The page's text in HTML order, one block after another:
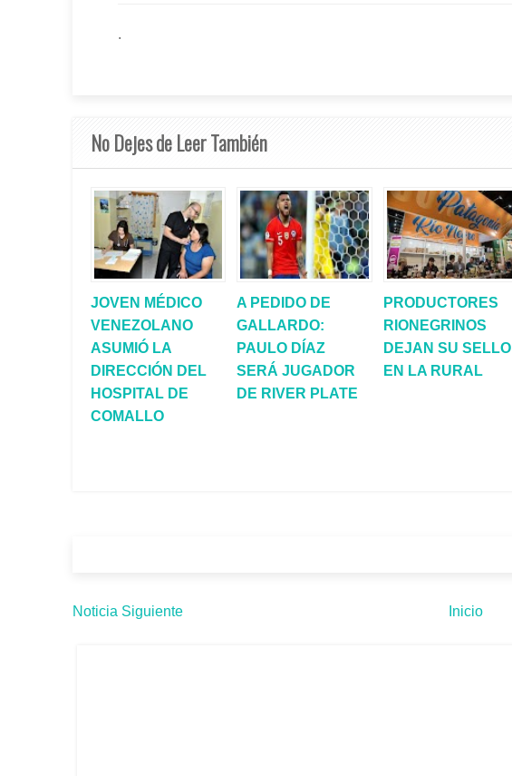
.
No Dejes de Leer También
JOVEN MÉDICO
VENEZOLANO
ASUMIÓ LA
DIRECCIÓN DEL
HOSPITAL DE
COMALLO
A PEDIDO DE
GALLARDO:
PAULO DÍAZ
SERÁ JUGADOR
DE RIVER PLATE
PRODUCTORES
RIONEGRINOS
DEJAN SU SELLO
EN LA RURAL
Noticia Siguiente Inicio